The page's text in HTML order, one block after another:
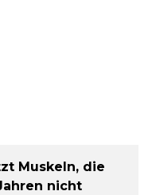
Muskeln, die
nicht